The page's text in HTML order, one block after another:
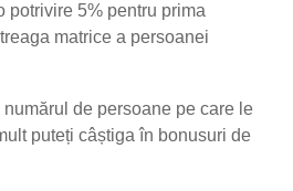
potrivire 5% pentru prima
matrice a persoanei
numărul de persoane pe care le
puteți câștiga în bonusuri de